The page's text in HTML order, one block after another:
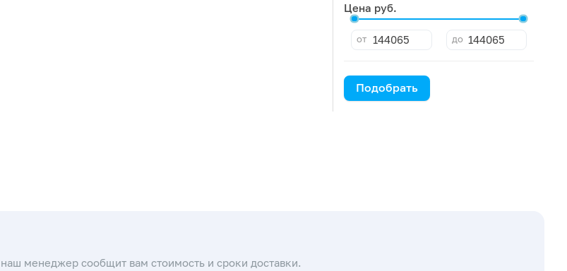
Цена руб.
от до
Подобрать
, наш менеджер сообщит вам стоимость и сроки доставки.